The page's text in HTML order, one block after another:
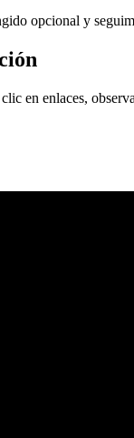
opcional y
en enlaces,